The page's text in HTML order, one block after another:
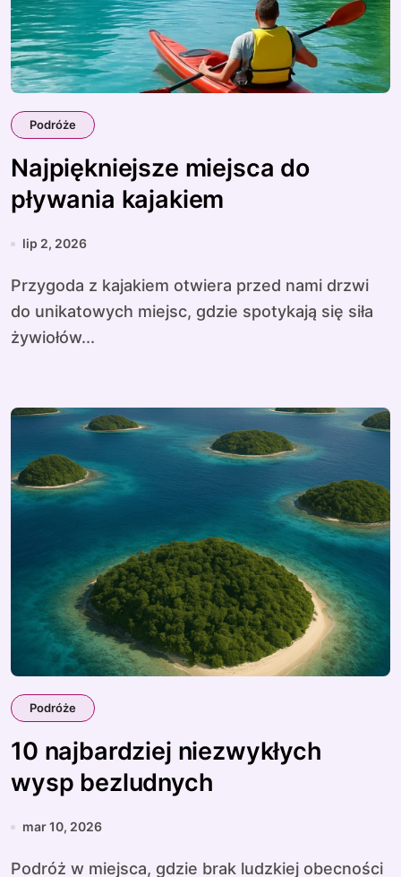
Podróże
Najpiękniejsze miejsca do
pływania kajakiem
lip 2, 2026
Przygoda z kajakiem otwiera przed nami drzwi
do unikatowych miejsc, gdzie spotykają się siła
żywiołów...
Podróże
10 najbardziej niezwykłych
wysp bezludnych
mar 10, 2026
Podróż w miejsca, gdzie brak ludzkiej obecności